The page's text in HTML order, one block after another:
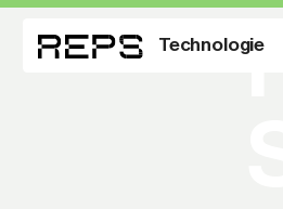
Technologie